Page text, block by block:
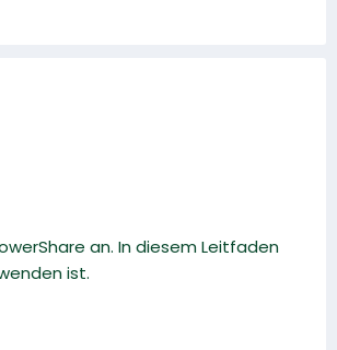
an. In diesem Leitfaden
ist.